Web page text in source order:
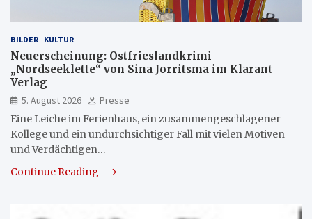
BILDER KULTUR
Neuerscheinung: Ostfrieslandkrimi
„Nordseeklette“ von Sina Jorritsma im Klarant
Verlag
5. August 2026
Presse
Eine Leiche im Ferienhaus, ein zusammengeschlagener
Kollege und ein undurchsichtiger Fall mit vielen Motiven
und Verdächtigen…
Continue Reading